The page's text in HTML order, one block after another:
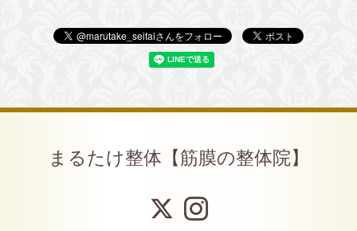
まるたけ整体【筋膜の整体院】